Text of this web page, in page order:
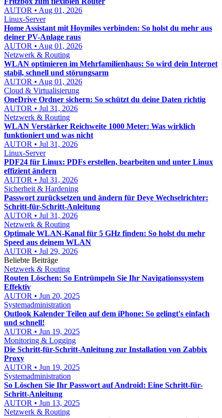
AUTOR • Aug 01, 2026
Linux-Server
Home Assistant mit Hoymiles verbinden: So holst du mehr aus
deiner PV-Anlage raus
AUTOR • Aug 01, 2026
Netzwerk & Routing
WLAN optimieren im Mehrfamilienhaus: So wird dein Internet
stabil, schnell und störungsarm
AUTOR • Aug 01, 2026
Cloud & Virtualisierung
OneDrive Ordner sichern: So schützt du deine Daten richtig
AUTOR • Jul 31, 2026
Netzwerk & Routing
WLAN Verstärker Reichweite 1000 Meter: Was wirklich
funktioniert und was nicht
AUTOR • Jul 31, 2026
Linux-Server
PDF24 für Linux: PDFs erstellen, bearbeiten und unter Linux
effizient ändern
AUTOR • Jul 31, 2026
Sicherheit & Hardening
Passwort zurücksetzen und ändern für Deye Wechselrichter:
Schritt-für-Schritt-Anleitung
AUTOR • Jul 31, 2026
Netzwerk & Routing
Optimale WLAN-Kanal für 5 GHz finden: So holst du mehr
Speed aus deinem WLAN
AUTOR • Jul 29, 2026
Beliebte Beiträge
Netzwerk & Routing
Routen Löschen: So Entrümpeln Sie Ihr Navigationssystem
Effektiv
AUTOR • Jun 20, 2025
Systemadministration
Outlook Kalender Teilen auf dem iPhone: So gelingt's einfach
und schnell!
AUTOR • Jun 19, 2025
Monitoring & Logging
Die Schritt-für-Schritt-Anleitung zur Installation von Zabbix
Proxy
AUTOR • Jun 19, 2025
Systemadministration
So Löschen Sie Ihr Passwort auf Android: Eine Schritt-für-
Schritt-Anleitung
AUTOR • Jun 13, 2025
Netzwerk & Routing